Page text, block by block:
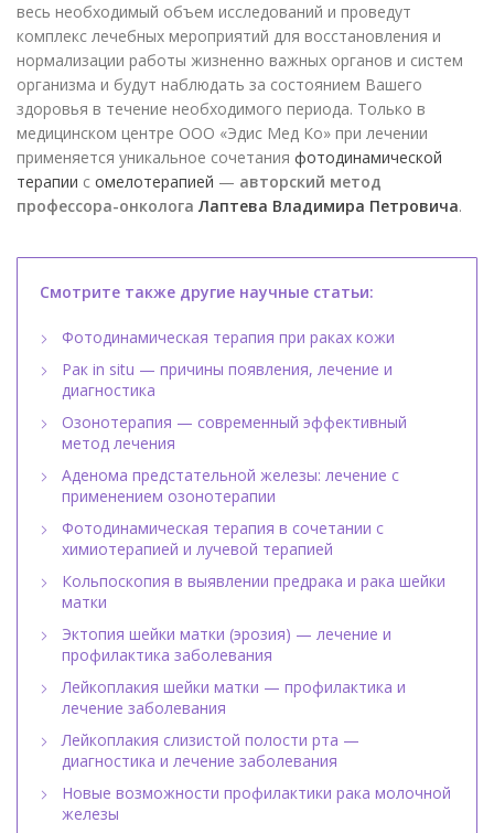
весь необходимый объем исследований и проведут
комплекс лечебных мероприятий для восстановления и
нормализации работы жизненно важных органов и систем
организма и будут наблюдать за состоянием Вашего
здоровья в течение необходимого периода. Только в
медицинском центре ООО «Эдис Мед Ко» при лечении
применяется уникальное сочетания фотодинамической
терапии с омелотерапией — авторский метод
профессора-онкологаЛаптева Владимира Петровича.
Смотрите также другие научные статьи:
Фотодинамическая терапия при раках кожи
Рак in situ — причины появления, лечение и
диагностика
Озонотерапия — современный эффективный
метод лечения
Аденома предстательной железы: лечение с
применением озонотерапии
Фотодинамическая терапия в сочетании с
химиотерапией и лучевой терапией
Кольпоскопия в выявлении предрака и рака шейки
матки
Эктопия шейки матки (эрозия) — лечение и
профилактика заболевания
Лейкоплакия шейки матки — профилактика и
лечение заболевания
Лейкоплакия слизистой полости рта —
диагностика и лечение заболевания
Новые возможности профилактики рака молочной
железы